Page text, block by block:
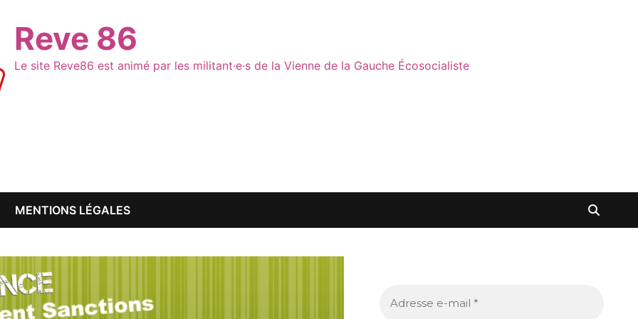
Reve 86
Le site Reve86 est animé par les militant·e·s de la Vienne de la Gauche Écosocialiste
MENTIONS LÉGALES